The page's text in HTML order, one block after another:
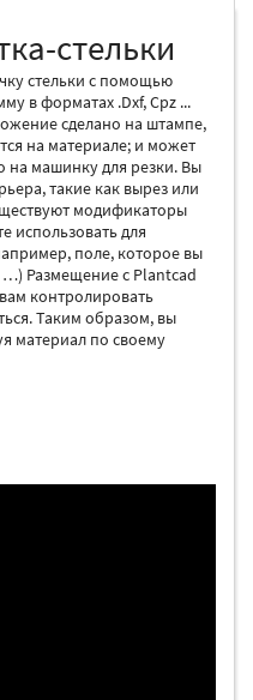
стельки
стельки с помощью
в форматах .Dxf, Cpz ...
сделано на штампе,
на материале; и может
на машинку для резки. Вы
такие как вырез или
модификаторы
использовать для
поле, которое вы
Размещение с Plantcad
контролировать
Таким образом, вы
материал по своему